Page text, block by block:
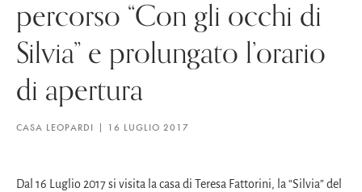
percorso “Con gli occhi di
Silvia” e prolungato l’orario
di apertura
CASA LEOPARDI 16 LUGLIO 2017
Dal 16 Luglio 2017 si visita la casa di Teresa Fattorini, la “Silvia” del